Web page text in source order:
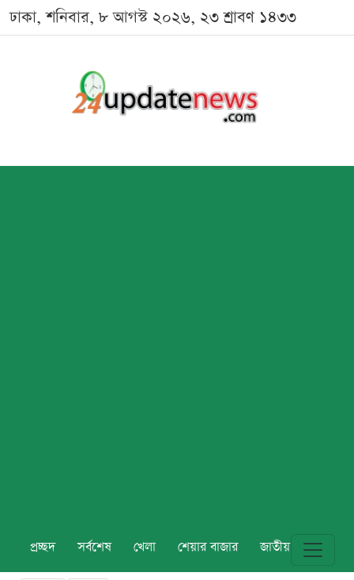
ঢাকা, শনিবার, ৮ আগস্ট ২০২৬, ২৩ শ্রাবণ ১৪৩৩
প্রচ্ছদ সর্বশেষ খেলা শেয়ার বাজার জাতীয় বিশ্ব